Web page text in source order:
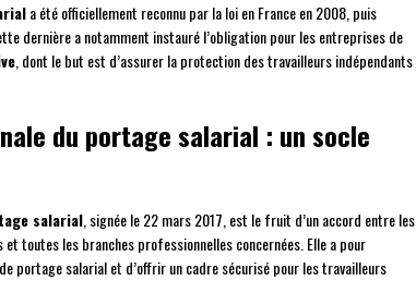
a été officiellement reconnu par la loi en France en 2008, puis
dernière a notamment instauré l’obligation pour les entreprises de
, dont le but est d’assurer la protection des travailleurs indépendants
du portage salarial : un socle
salarial , signée le 22 mars 2017, est le fruit d’un accord entre les
toutes les branches professionnelles concernées. Elle a pour
portage salarial et d’offrir un cadre sécurisé pour les travailleurs